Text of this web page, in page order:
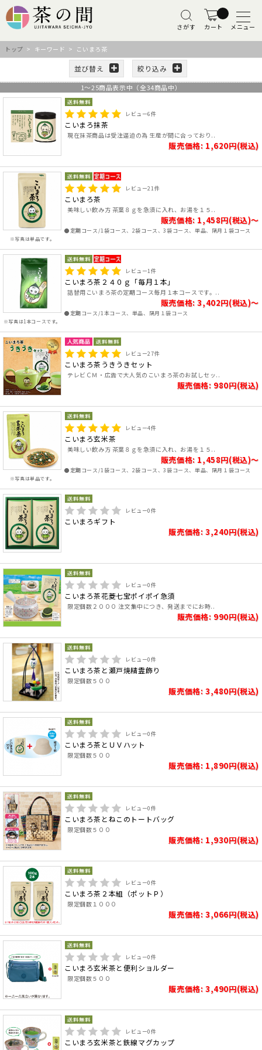
さがす カート メニュー
トップ > キーワード > こいまろ茶
並び替え 絞り込み
1～25商品表示中（全34商品中）
レビュー6件
こいまろ抹茶
現在抹茶商品は受注逼迫の為 生産が間に合っており..
販売価格: 1,620円(税込)
※写真は単品です。
レビュー21件
こいまろ茶
美味しい飲み方 茶葉８ｇを急須に入れ、お湯を１５..
販売価格: 1,458円(税込)～
●定期コース/1袋コース、2袋コース、3袋コース、単品、隔月１袋コース
※写真は1本コースです。
レビュー1件
こいまろ茶２４０ｇ「毎月１本」
詰替用こいまろ茶の定期コース毎月１本コースです。..
販売価格: 3,402円(税込)～
●定期コース/1本コース、単品、隔月１袋コース
レビュー27件
こいまろ茶うきうきセット
テレビＣＭ・広告で大人気のこいまろ茶のお試しセッ..
販売価格: 980円(税込)
※写真は単品です。
レビュー4件
こいまろ玄米茶
美味しい飲み方 茶葉８ｇを急須に入れ、お湯を１５..
販売価格: 1,458円(税込)～
●定期コース/1袋コース、2袋コース、3袋コース、単品、隔月１袋コース
レビュー0件
こいまろギフト
販売価格: 3,240円(税込)
レビュー0件
こいまろ茶花菱七宝ポイポイ急須
限定個数２０００ 注文集中につき、発送までにお時..
販売価格: 990円(税込)
レビュー0件
こいまろ茶と瀬戸焼精霊飾り
限定個数５００
販売価格: 3,480円(税込)
レビュー0件
こいまろ茶とＵＶハット
限定個数５００
販売価格: 1,890円(税込)
レビュー0件
こいまろ茶とねこのトートバッグ
限定個数５００
販売価格: 1,930円(税込)
レビュー0件
こいまろ茶２本組（ポットＰ）
限定個数１０００
販売価格: 3,066円(税込)
レビュー0件
こいまろ玄米茶と便利ショルダー
限定個数５００
販売価格: 3,490円(税込)
レビュー0件
こいまろ玄米茶と鉄線マグカップ